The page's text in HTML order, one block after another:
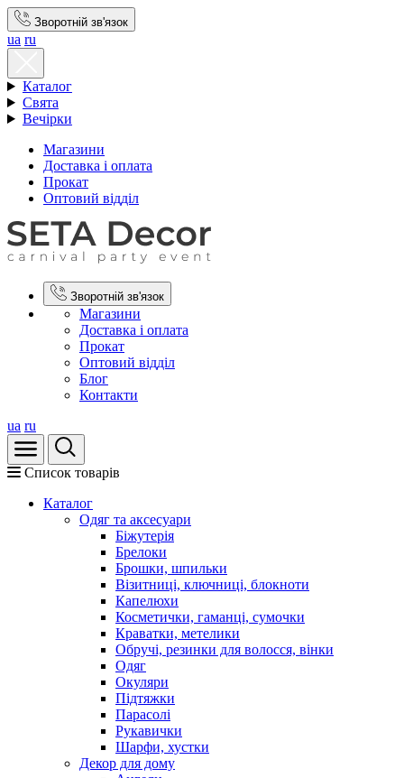
Зворотній зв'язок
ua ru
Каталог
Свята
Вечірки
Магазини
Доставка і оплата
Прокат
Оптовий відділ
Зворотній зв'язок
Магазини
Доставка і оплата
Прокат
Оптовий відділ
Блог
Контакти
ua ru
Список товарів
Каталог
Oдяг та аксесуари
Біжутерія
Брелоки
Брошки, шпильки
Візитниці, ключниці, блокноти
Капелюхи
Косметички, гаманці, сумочки
Краватки, метелики
Обручі, резинки для волосся, вінки
Одяг
Окуляри
Підтяжки
Парасолі
Рукавички
Шарфи, хустки
Декор для дому